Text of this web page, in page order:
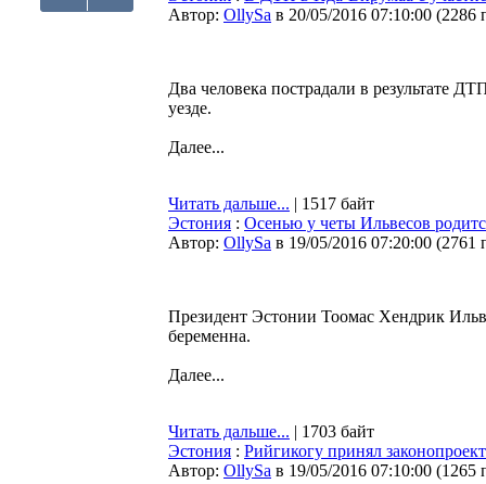
Автор: OllySa в 20/05/2016 07:10:00 (2286
Два человека пострадали в результате
уезде.
Далее...
Читать дальше... | 1517 байт
Эстония : Осенью у четы Ильвесов
Автор: OllySa в 19/05/2016 07:20:00 (2761
Президент Эстонии Тоомас Хендрик
беременна.
Далее...
Читать дальше... | 1703 байт
Эстония : Рийгикогу принял
Автор: OllySa в 19/05/2016 07:10:00 (1265